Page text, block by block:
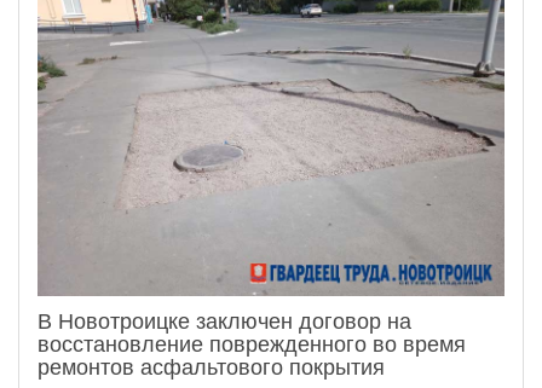
В Новотроицке заключен договор на
восстановление поврежденного во время
ремонтов асфальтового покрытия